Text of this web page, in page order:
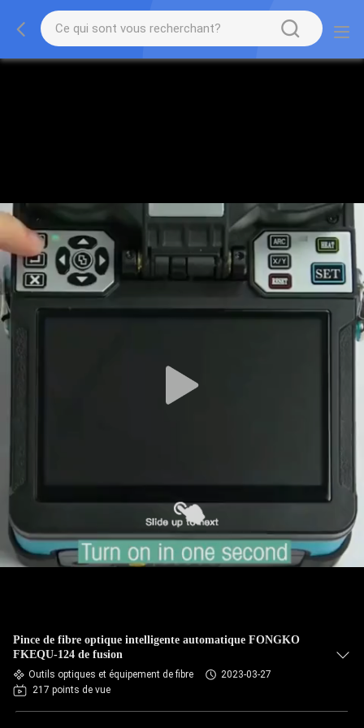
Pince de fibre optique intelligente automatique FONGKO
FKEQU-124 de fusion
Outils optiques et équipement de fibre
2023-03-27
217 points de vue